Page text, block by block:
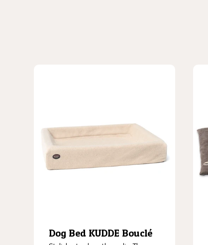
Dog Bed KUDDE Bouclé